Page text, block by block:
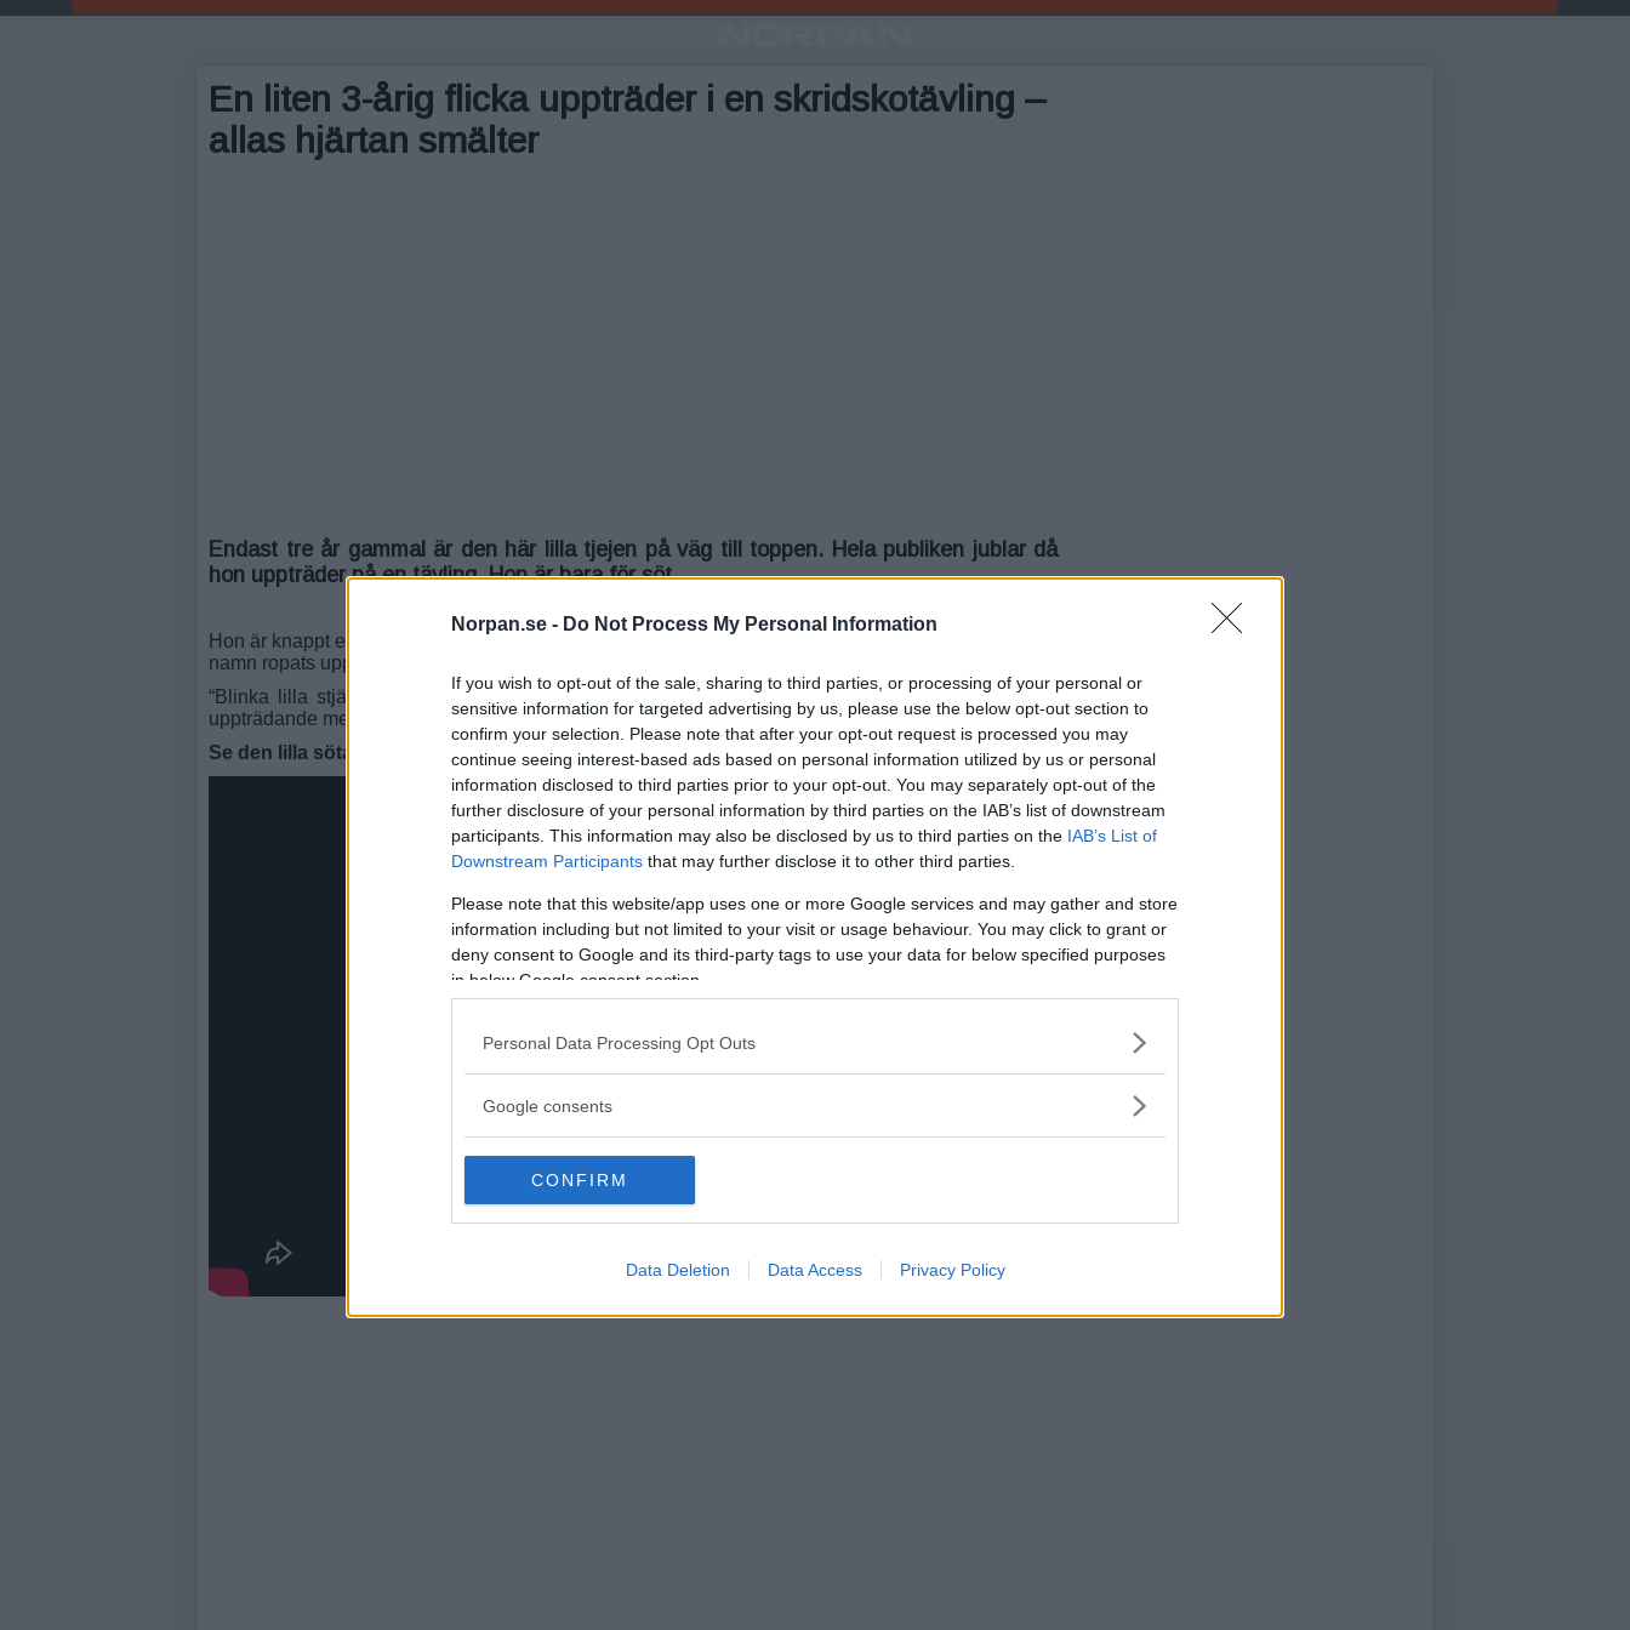
Norpan.se - Do Not Process My Personal Information
If you wish to opt-out of the sale, sharing to third parties, or processing of your personal or
sensitive information for targeted advertising by us, please use the below opt-out section to
confirm your selection. Please note that after your opt-out request is processed you may
continue seeing interest-based ads based on personal information utilized by us or personal
information disclosed to third parties prior to your opt-out. You may separately opt-out of the
further disclosure of your personal information by third parties on the IAB’s list of downstream
participants. This information may also be disclosed by us to third parties on the IAB’s List of
Downstream Participants that may further disclose it to other third parties.
Please note that this website/app uses one or more Google services and may gather and store
information including but not limited to your visit or usage behaviour. You may click to grant or
deny consent to Google and its third-party tags to use your data for below specified purposes
in below Google consent section.
Personal Data Processing Opt Outs
Google consents
CONFIRM
Data Deletion Data Access Privacy Policy
En liten 3-årig flicka uppträder i en skridskotävling –
allas hjärtan smälter
Endast tre år gammal är den här lilla tjejen på väg till toppen. Hela publiken jublar då
hon uppträder på en tävling. Hon är bara för söt.
Hon är knappt en halvmeter lång, men 100% redo att visa publiken sina kunskaper. Efter att hennes
namn ropats upp glider hon in på isen. Publiken jublar.
“Blinka lilla stjärna” sätts igång, det har den lilla skridskoåkaren valt att åka till. Hon börjar sitt
uppträdande med några väl valda rörelser.
Se den lilla söta skridskoåkaren i klippet nedan: